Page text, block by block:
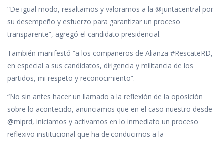
“De igual modo, resaltamos y valoramos a la @juntacentral por
su desempeño y esfuerzo para garantizar un proceso
transparente”, agregó el candidato presidencial.
También manifestó “a los compañeros de Alianza #RescateRD,
en especial a sus candidatos, dirigencia y militancia de los
partidos, mi respeto y reconocimiento”.
“No sin antes hacer un llamado a la reflexión de la oposición
sobre lo acontecido, anunciamos que en el caso nuestro desde
@miprd, iniciamos y activamos en lo inmediato un proceso
reflexivo institucional que ha de conducirnos a la